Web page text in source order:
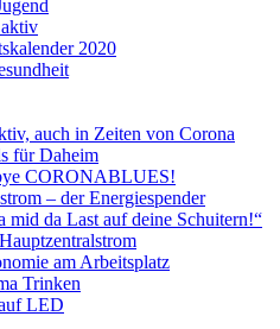
2020
auch in Zeiten von Corona
für Daheim
CORONABLUES!
– der Energiespender
mid da Last auf deine Schuitern!“
am Arbeitsplatz
Trinken
LED